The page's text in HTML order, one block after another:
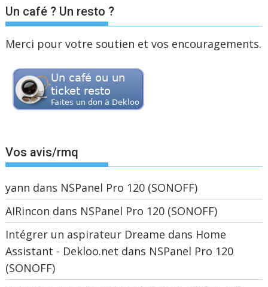
Un café ? Un resto ?
Merci pour votre soutien et vos encouragements.
Vos avis/rmq
yann dans NSPanel Pro 120 (SONOFF)
AIRincon dans NSPanel Pro 120 (SONOFF)
Intégrer un aspirateur Dreame dans Home
Assistant - Dekloo.net dans NSPanel Pro 120
(SONOFF)